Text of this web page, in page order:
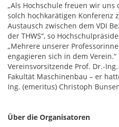
„Als Hochschule freuen wir uns
solch hochkarätigen Konferenz
Austausch zwischen dem VDI
der THWS“, so
„Mehrere unserer
engagieren sich in dem
Vereinsvorsitzende Prof. Dr.-
Fakultät Maschinenbau – er
Ing. (emeritus) Christoph
Über die Organisatoren